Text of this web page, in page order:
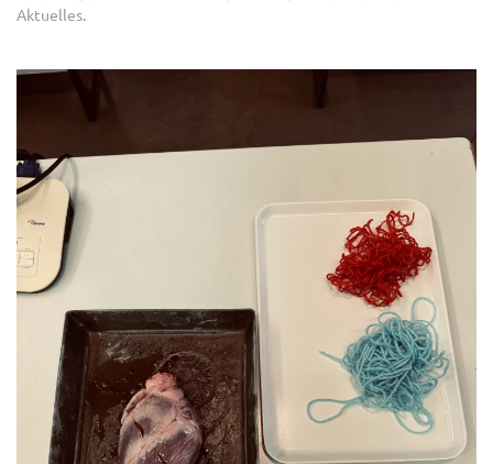
Aktuelles.